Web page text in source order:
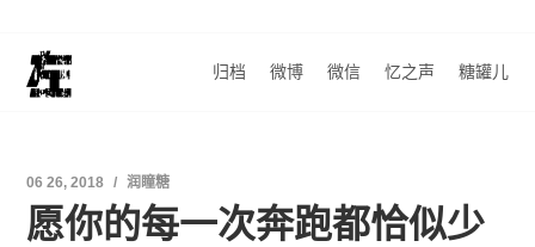
归档 微博 微信 忆之声 糖罐儿
06 26, 2018 润瞳糖
愿你的每一次奔跑都恰似少